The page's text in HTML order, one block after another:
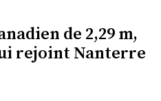
de 2,29 m,
rejoint Nanterre